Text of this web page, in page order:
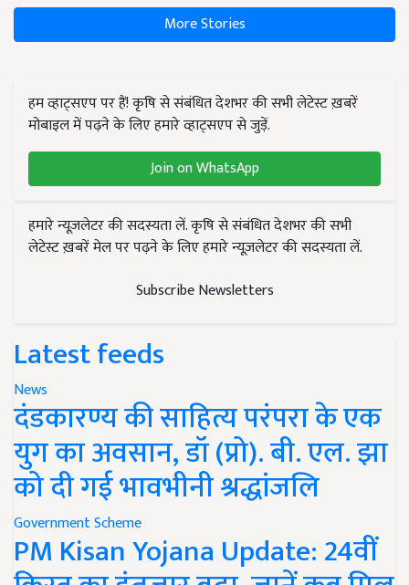
More Stories
हम व्हाट्सएप पर हैं! कृषि से संबंधित देशभर की सभी लेटेस्ट ख़बरें
मोबाइल में पढ़ने के लिए हमारे व्हाट्सएप से जुड़ें.
Join on WhatsApp
हमारे न्यूज़लेटर की सदस्यता लें. कृषि से संबंधित देशभर की सभी
लेटेस्ट ख़बरें मेल पर पढ़ने के लिए हमारे न्यूज़लेटर की सदस्यता लें.
Subscribe Newsletters
Latest feeds
News
दंडकारण्य की साहित्य परंपरा के एक
युग का अवसान, डॉ (प्रो). बी. एल. झा
को दी गई भावभीनी श्रद्धांजलि
Government Scheme
PM Kisan Yojana Update: 24वीं